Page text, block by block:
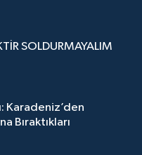
SOLDURMAYALIM
Karadeniz’den
Bıraktıkları